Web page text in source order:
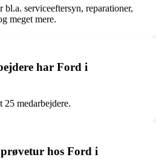
serviceeftersyn, reparationer,
meget mere.
har Ford i
medarbejdere.
hos Ford i